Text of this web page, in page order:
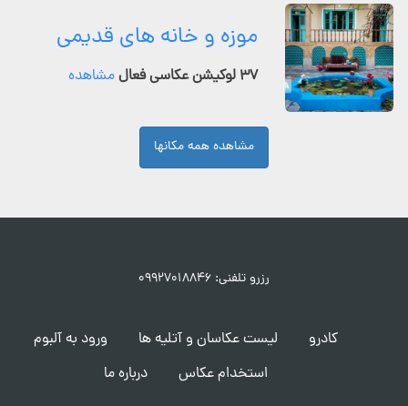
موزه و خانه های قدیمی
۳۷ لوکیشن عکاسی فعال مشاهده
مشاهده همه مکانها
رزرو تلفنی: ۰۹۹۲۷۰۱۸۸۴۶
کادرو لیست عکاسان و آتلیه ها
ورود به آلبوم
استخدام عکاس
درباره ما